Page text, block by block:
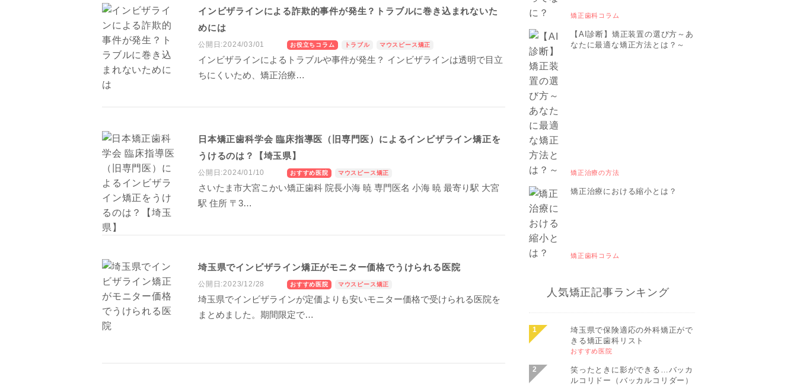
インビザラインによる詐欺的事件が発生？トラブルに巻き込まれないた
めには
公開日:2024/03/01 お役立ちコラム トラブル マウスピース矯正
インビザラインによるトラブルや事件が発生？ インビザラインは透明で目立
ちにくいため、矯正治療…
日本矯正歯科学会 臨床指導医（旧専門医）によるインビザライン矯正を
うけるのは？【埼玉県】
公開日:2024/01/10 おすすめ医院 マウスピース矯正
さいたま市大宮こかい矯正歯科 院長小海 暁 専門医名 小海 暁 最寄り駅 大宮
駅 住所 〒3…
埼玉県でインビザライン矯正がモニター価格でうけられる医院
公開日:2023/12/28 おすすめ医院 マウスピース矯正
埼玉県でインビザラインが定価よりも安いモニター価格で受けられる医院を
まとめました。期間限定で…
矯正歯科コラム
【AI診断】矯正装置の選び方～あ
なたに最適な矯正方法とは？～
矯正治療の方法
矯正治療における縮小とは？
矯正歯科コラム
人気矯正記事ランキング
埼玉県で保険適応の外科矯正がで
きる矯正歯科リスト
おすすめ医院
笑ったときに影ができる…バッカ
ルコリドー（バッカルコリダー）